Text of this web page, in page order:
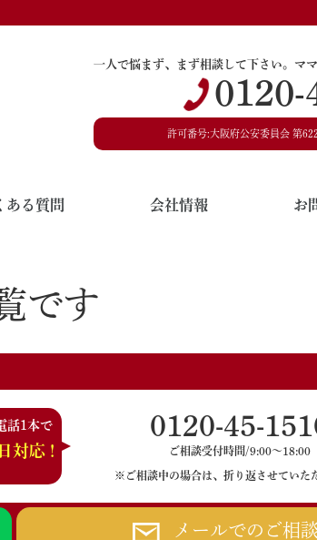
一人で悩まず、まず相談して下さい。 マ
0120-
許可番号:大阪府公安委員会 第
ある質問 会社情報 お
です
話1本で
対応 !
0120-45-
ご相談受付時間/9:00〜18:00
※ご相談中の場合は、折り返させていた
メールでのご相談